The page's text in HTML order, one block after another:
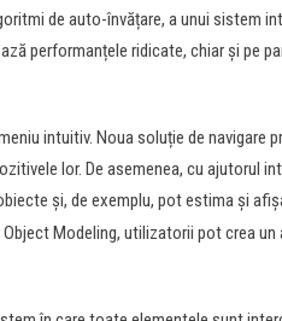
de auto-învățare, a unui sistem
performanțele ridicate, chiar și pe
intuitiv. Noua soluție de navigare
lor. De asemenea, cu ajutorul
și, de exemplu, pot estima și
Modeling, utilizatorii pot crea